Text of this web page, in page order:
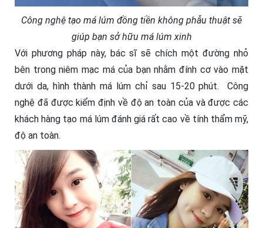
Công nghệ tạo má lúm đồng tiền không phẫu thuật sẽ
giúp bạn sở hữu má lúm xinh
Với phương pháp này, bác sĩ sẽ chích một đường nhỏ
bên trong niêm mạc má của bạn nhằm đính cơ vào mặt
dưới da, hình thành má lúm chỉ sau 15-20 phút. Công
nghệ đã được kiểm định về độ an toàn của và được các
khách hàng tạo má lúm đánh giá rất cao về tính thẩm mỹ,
độ an toàn.